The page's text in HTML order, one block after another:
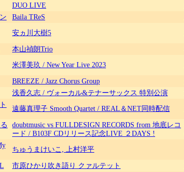
DUO LIVE
Baila TReS
安ヵ川大樹5
本山禎朗Trio
米澤美玖 / New Year Live 2023
BREEZE / Jazz Chorus Group
浅香久志 / ヴォーカル&テナーサックス 特別公演
遠藤真理子 Smooth Quartet / REAL＆NET同時配信
doubtmusic vs FULLDESIGN RECORDS from 地底レコ
ード / B103F CDリリース記念LIVE ２DAYS !
ちゅうまけいこ, 上村洋平
市原ひかり吹き語り クァルテット